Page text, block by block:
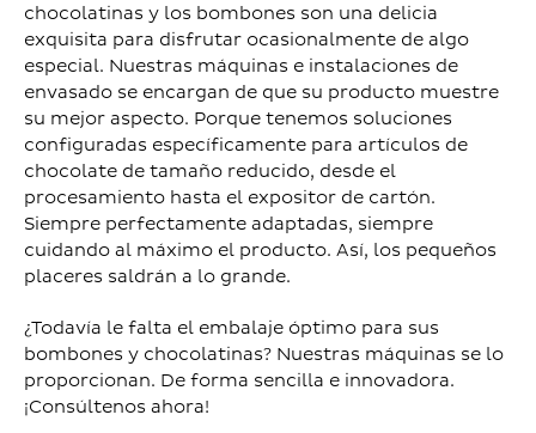
chocolatinas y los bombones son una delicia
exquisita para disfrutar ocasionalmente de algo
especial. Nuestras máquinas e instalaciones de
envasado se encargan de que su producto muestre
su mejor aspecto. Porque tenemos soluciones
configuradas específicamente para artículos de
chocolate de tamaño reducido, desde el
procesamiento hasta el expositor de cartón.
Siempre perfectamente adaptadas, siempre
cuidando al máximo el producto. Así, los pequeños
placeres saldrán a lo grande.
¿Todavía le falta el embalaje óptimo para sus
bombones y chocolatinas? Nuestras máquinas se lo
proporcionan. De forma sencilla e innovadora.
¡Consúltenos ahora!